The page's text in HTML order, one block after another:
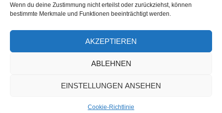
Wenn du deine Zustimmung nicht erteilst oder zurückziehst, können
bestimmte Merkmale und Funktionen beeinträchtigt werden.
AKZEPTIEREN
ABLEHNEN
EINSTELLUNGEN ANSEHEN
Cookie-Richtlinie
Copyright © 2022 – 2025 | ALTAMANN.com